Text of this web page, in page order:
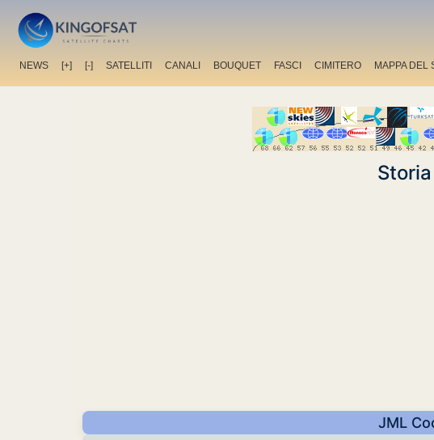
NEWS [+] [-] SATELLITI CANALI BOUQUET FASCI CIMITERO MAPPA DEL
JML